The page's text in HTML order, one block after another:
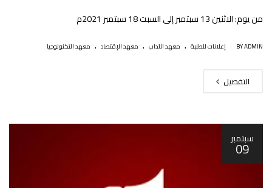
من يوم: الاثنين 13 سبتمبر إلى السبت 18 سبتمبر 2021م
BY ADMIN إعلانات للطلبة . معهد الآداب . معهد الإقتصاد . معهد التكنولوجيا
التفصيل
سبتمبر
09